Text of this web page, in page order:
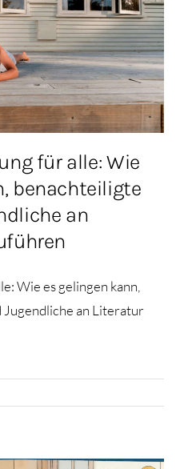
für alle: Wie
benachteiligte
an
Wie es gelingen kann,
an Literatur